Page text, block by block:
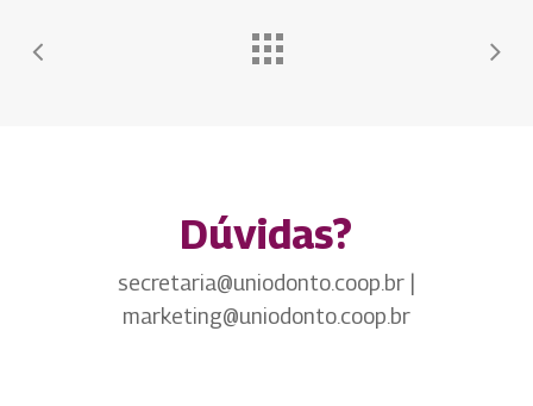
Dúvidas?
secretaria@uniodonto.coop.br |
marketing@uniodonto.coop.br